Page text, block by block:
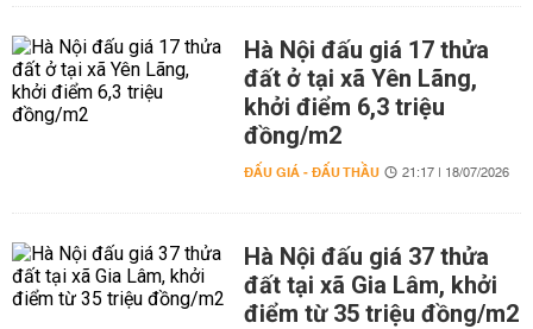
Hà Nội đấu giá 17 thửa
đất ở tại xã Yên Lãng,
khởi điểm 6,3 triệu
đồng/m2
ĐẤU GIÁ - ĐẤU THẦU 21:17 | 18/07/2026
Hà Nội đấu giá 37 thửa
đất tại xã Gia Lâm, khởi
điểm từ 35 triệu đồng/m2